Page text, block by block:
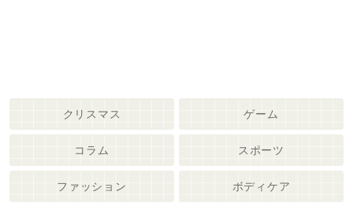
クリスマス ゲーム
コラム スポーツ
ファッション ボディケア